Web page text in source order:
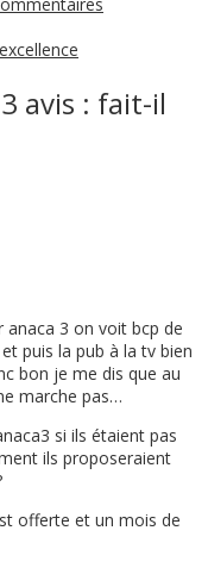
avis : fait-il
3 on voit bcp de
puis la pub à la tv bien
bon je me dis que au
marche pas…
si ils étaient pas
ils proposeraient
offerte et un mois de